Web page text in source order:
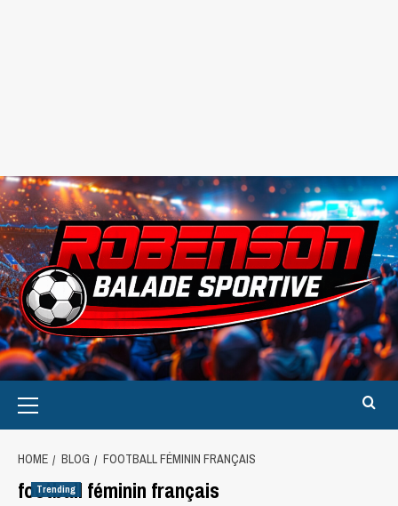
HOME BLOG FOOTBALL FÉMININ FRANÇAIS
football féminin français
Trending